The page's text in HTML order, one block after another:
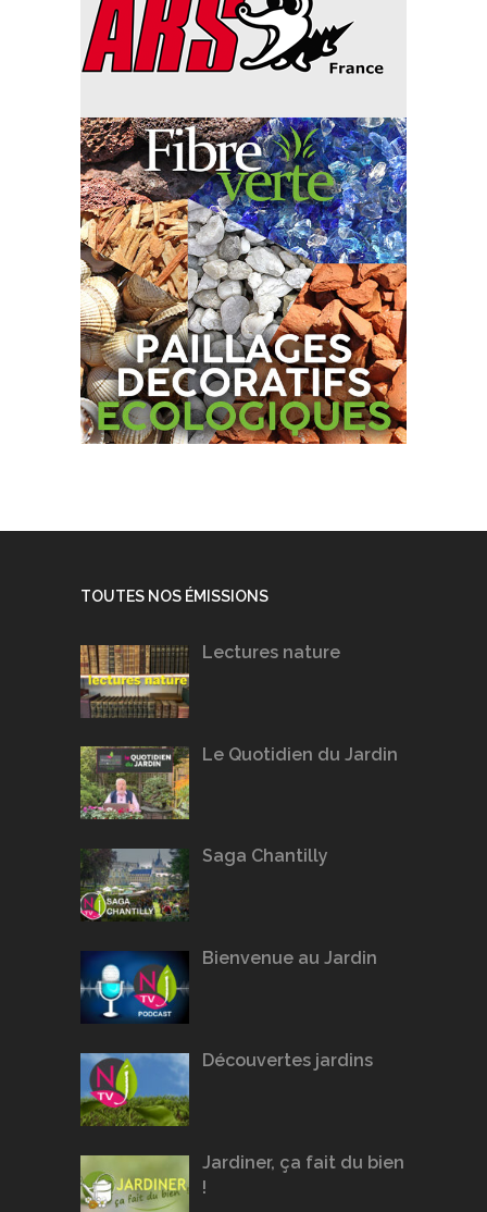
TOUTES NOS ÉMISSIONS
Lectures nature
Le Quotidien du Jardin
Saga Chantilly
Bienvenue au Jardin
Découvertes jardins
Jardiner, ça fait du bien
!